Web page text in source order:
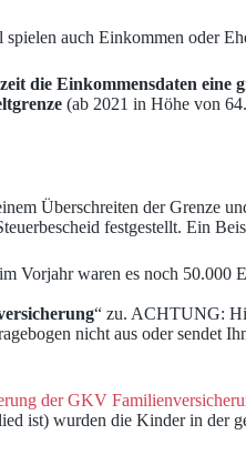
spielen auch Einkommen oder
die Einkommensdaten eine
(ab 2021 in Höhe von
Überschreiten der Grenze
festgestellt. Ein
waren es noch 50.000
“ zu. ACHTUNG:
nicht aus oder sendet
der GKV
ist) wurden die Kinder in der